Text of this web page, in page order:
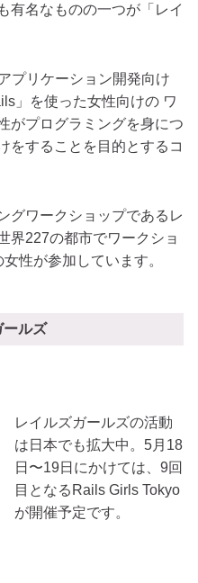
有名なものの一つが「レイ
プリケーション開発向け
」を使った女性向けの ワ
がプログラミングを身につ
をすることを目的とするコ
グワークショップであるレ
界227の都市でワークショ
性が参加しています。
ールズ
レイルズガールズの活動
は日本でも拡大中。5月18
日〜19日にかけては、9回
目となるRails Girls Tokyo
が開催予定です。